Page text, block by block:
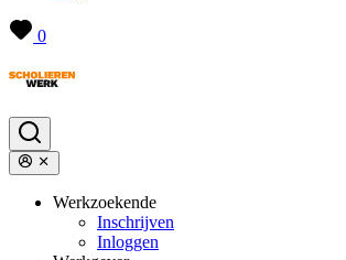
0
Werkzoekende
Inschrijven
Inloggen